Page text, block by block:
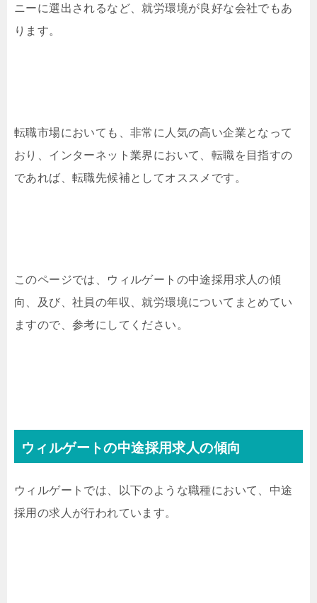
ニーに選出されるなど、就労環境が良好な会社でもあ
ります。
転職市場においても、非常に人気の高い企業となって
おり、インターネット業界において、転職を目指すの
であれば、転職先候補としてオススメです。
このページでは、ウィルゲートの中途採用求人の傾
向、及び、社員の年収、就労環境についてまとめてい
ますので、参考にしてください。
ウィルゲートの中途採用求人の傾向
ウィルゲートでは、以下のような職種において、中途
採用の求人が行われています。